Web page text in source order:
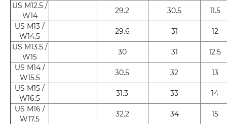
US M12.5 /
W14
29.2 30.5
11.5
US M13 /
W14.5
29.6 31
12
US M13.5 /
W15
30 31
12.5
US M14 /
W15.5
30.5 32
13
US M15 /
W16.5
31.3 33
14
US M16 /
W17.5
32.2 34
15